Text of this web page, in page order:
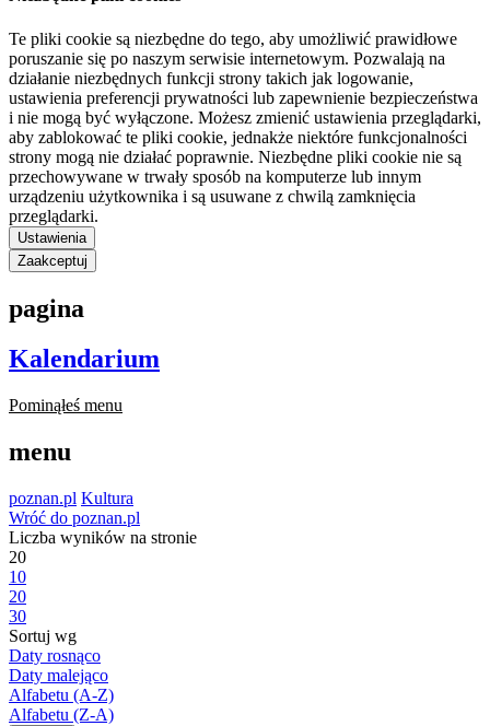
Te pliki cookie są niezbędne do tego, aby umożliwić prawidłowe
poruszanie się po naszym serwisie internetowym. Pozwalają na
działanie niezbędnych funkcji strony takich jak logowanie,
ustawienia preferencji prywatności lub zapewnienie bezpieczeństwa
i nie mogą być wyłączone. Możesz zmienić ustawienia przeglądarki,
aby zablokować te pliki cookie, jednakże niektóre funkcjonalności
strony mogą nie działać poprawnie. Niezbędne pliki cookie nie są
przechowywane w trwały sposób na komputerze lub innym
urządzeniu użytkownika i są usuwane z chwilą zamknięcia
przeglądarki.
Ustawienia
Zaakceptuj
pagina
Kalendarium
Pominąłeś menu
menu
poznan.pl Kultura
Wróć do poznan.pl
Liczba wyników na stronie
20
10
20
30
Sortuj wg
Daty rosnąco
Daty malejąco
Alfabetu (A-Z)
Alfabetu (Z-A)